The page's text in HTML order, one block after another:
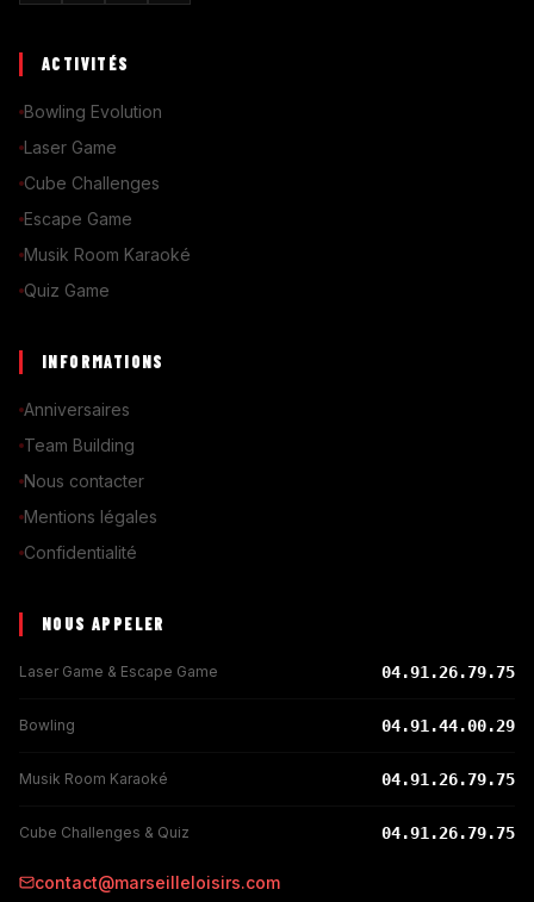
ACTIVITÉS
Bowling Evolution
Laser Game
Cube Challenges
Escape Game
Musik Room Karaoké
Quiz Game
INFORMATIONS
Anniversaires
Team Building
Nous contacter
Mentions légales
Confidentialité
NOUS APPELER
Laser Game & Escape Game 04.91.26.79.75
Bowling 04.91.44.00.29
Musik Room Karaoké 04.91.26.79.75
Cube Challenges & Quiz 04.91.26.79.75
contact@marseilleloisirs.com